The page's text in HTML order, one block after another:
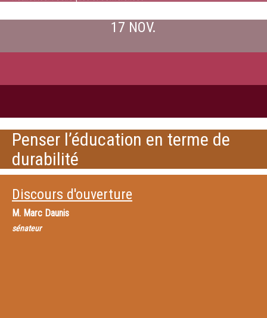
17 NOV.
Penser l’éducation en terme de
durabilité
Discours d'ouverture
M. Marc Daunis
sénateur